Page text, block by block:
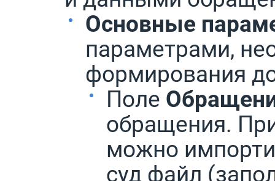
Основные
параметрами,
формирования
Поле
обращения.
можно
суд файл